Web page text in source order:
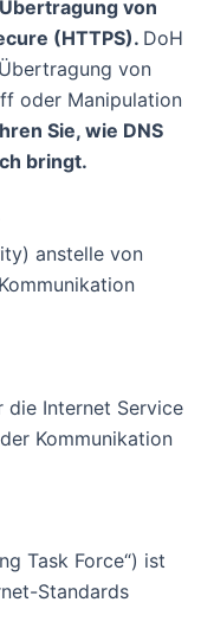
von
(HTTPS). DoH
von
oder Manipulation
Sie, wie DNS
bringt.
anstelle von
die Internet Service
Kommunikation
Task Force“) ist
Standards